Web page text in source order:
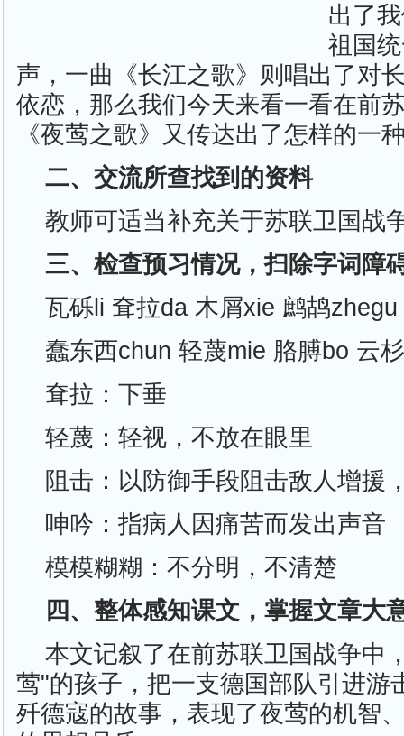
出了
祖国
声，一曲《长江之歌》则唱出了对
依恋，那么我们今天来看一看在前
《夜莺之歌》又传达出了怎样的一
二、交流所查找到的资料
教师可适当补充关于苏联卫国战
三、检查预习情况，扫除字词障
瓦砾li 耷拉da 木屑xie 鹧鸪zhegu
蠢东西chun 轻蔑mie 胳膊bo 云
耷拉：下垂
轻蔑：轻视，不放在眼里
阻击：以防御手段阻击敌人增援
呻吟：指病人因痛苦而发出声音
模模糊糊：不分明，不清楚
四、整体感知课文，掌握文章大
本文记叙了在前苏联卫国战争中
莺"的孩子，把一支德国部队引进游
歼德寇的故事，表现了夜莺的机智